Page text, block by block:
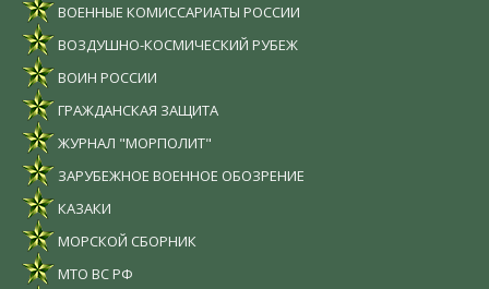
ВОЕННЫЕ КОМИССАРИАТЫ РОССИИ
ВОЗДУШНО-КОСМИЧЕСКИЙ РУБЕЖ
ВОИН РОССИИ
ГРАЖДАНСКАЯ ЗАЩИТА
ЖУРНАЛ "МОРПОЛИТ"
ЗАРУБЕЖНОЕ ВОЕННОЕ ОБОЗРЕНИЕ
КАЗАКИ
МОРСКОЙ СБОРНИК
МТО ВС РФ